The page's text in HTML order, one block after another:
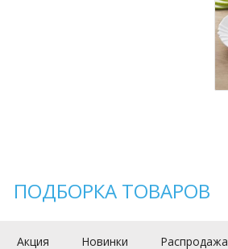
ПОДБОРКА ТОВАРОВ
Акция Новинки Распродажа